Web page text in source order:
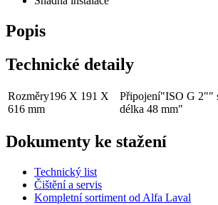
Popis
Technické detaily
Rozměry196 X 191 X
616 mm
Připojení"ISO G 2""
délka 48 mm"
Dokumenty ke stažení
Technický list
Čištění a servis
Kompletní sortiment od Alfa Laval